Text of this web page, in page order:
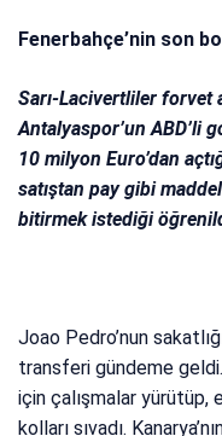
Fenerbahçe’nin son
Sarı-Lacivertliler forvet
Antalyaspor’un ABD’li
10 milyon Euro’dan
satıştan pay gibi
bitirmek istediği
Joao Pedro’nun
transferi gündeme
için çalışmalar yürütüp,
kolları sıvadı.